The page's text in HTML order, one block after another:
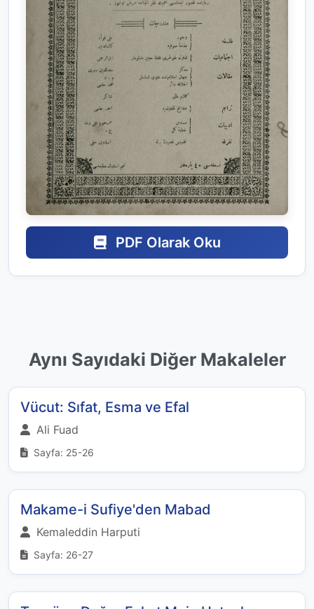
PDF Olarak Oku
Aynı Sayıdaki Diğer Makaleler
Vücut: Sıfat, Esma ve Efal
Ali Fuad
Sayfa: 25-26
Makame-i Sufiye'den Mabad
Kemaleddin Harputi
Sayfa: 26-27